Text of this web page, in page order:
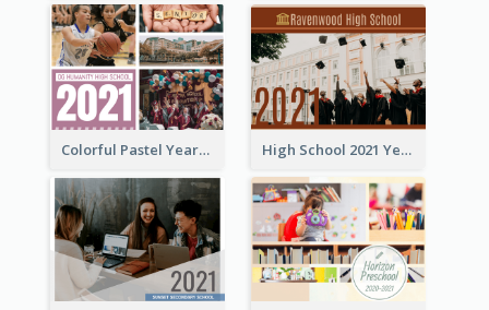
Colorful Pastel Yearbook Photo Book High School 2021 Yearbook Photo Book